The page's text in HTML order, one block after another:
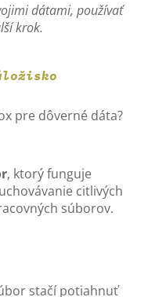
dátami, používať
krok.
pre dôverné dáta?
, ktorý funguje
citlivých
súborov.
stačí potiahnuť